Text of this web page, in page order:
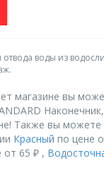
воды из
магазине вы
Также вы можете
Красный по цене
от 65 ₽ ,